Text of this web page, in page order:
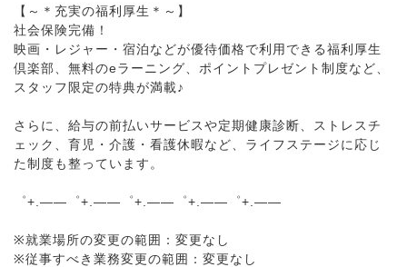
【～＊充実の福利厚生＊～】
社会保険完備！
映画・レジャー・宿泊などが優待価格で利用できる福利厚生
倶楽部、無料のeラーニング、ポイントプレゼント制度など、
スタッフ限定の特典が満載♪
さらに、給与の前払いサービスや定期健康診断、ストレスチ
ェック、育児・介護・看護休暇など、ライフステージに応じ
た制度も整っています。
゜+.――゜+.――゜+.――゜+.――゜+.――
※就業場所の変更の範囲：変更なし
※従事すべき業務変更の範囲：変更なし